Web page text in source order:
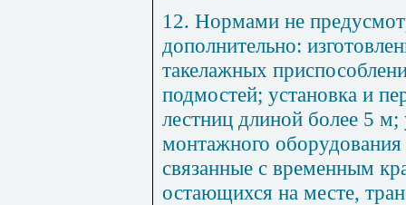
12. Нормами не
дополнительно:
такелажных
подмостей; установка и
лестниц длиной более 5 м;
монтажного
связанные с временным
остающихся на месте,